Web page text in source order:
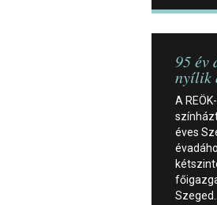
95 év
nyílik
A
éves
Szeged…